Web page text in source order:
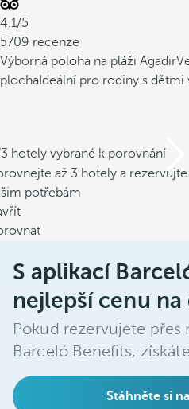
4.1/5
5709 recenze
Výborná poloha na pláži Agadir
plocha Ideální pro rodiny s dětmi
hotely vybrané k porovnání
až 3 hotely a
potřebám
S aplikací
nejlepší cenu na
Pokud rezervujete přes
Barceló Benefits,
Stáhněte si